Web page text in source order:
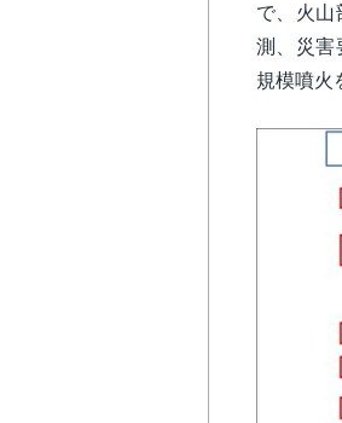
で、火山
測、災害
規模噴火